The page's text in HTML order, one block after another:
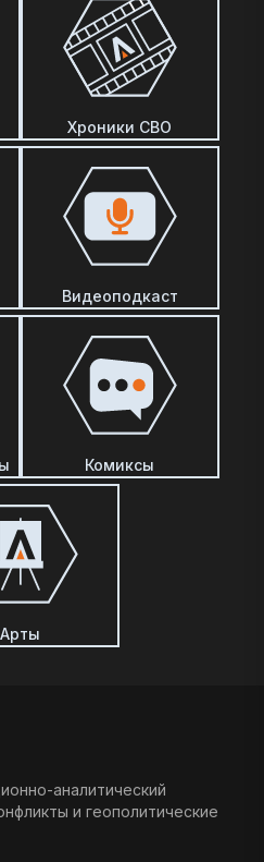
Хроники СВО
Видеоподкаст
Комиксы
Арты
аналитический
и геополитические